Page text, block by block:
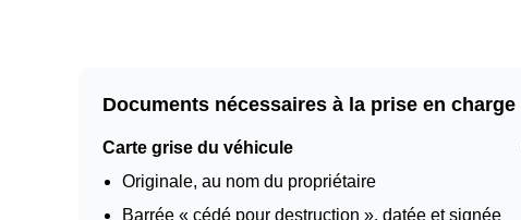
Documents nécessaires à la prise en charge
Carte grise du véhicule
Originale, au nom du propriétaire
Barrée « cédé pour destruction », datée et signée